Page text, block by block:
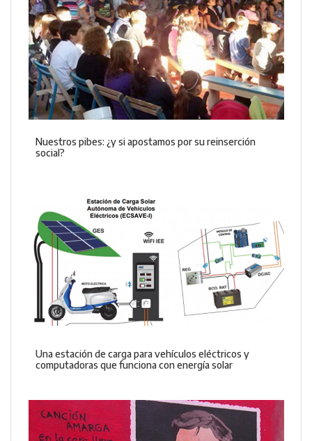
Nuestros pibes: ¿y si apostamos por su reinserción
social?
Una estación de carga para vehículos eléctricos y
computadoras que funciona con energía solar